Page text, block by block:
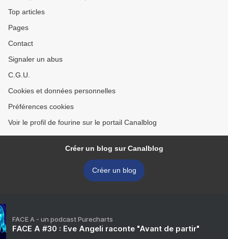
Top articles
Pages
Contact
Signaler un abus
C.G.U.
Cookies et données personnelles
Préférences cookies
Voir le profil de fourine sur le portail Canalblog
Créer un blog sur Canalblog
Créer un blog
FACE A - un podcast Purecharts
FACE A #30 : Eve Angeli raconte "Avant de partir"